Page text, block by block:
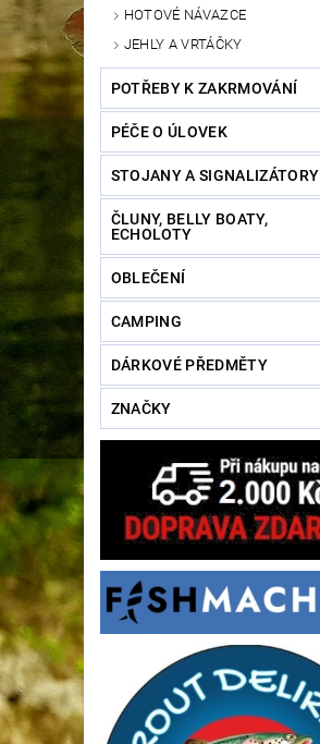
HOTOVÉ NÁVAZCE
JEHLY A VRTÁČKY
POTŘEBY K ZAKRMOVÁNÍ
PÉČE O ÚLOVEK
STOJANY A SIGNALIZÁTORY
ČLUNY, BELLY BOATY,
ECHOLOTY
OBLEČENÍ
CAMPING
DÁRKOVÉ PŘEDMĚTY
ZNAČKY